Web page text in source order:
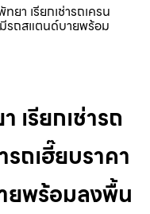
ยา เรียกเช่ารถเครน
รถสแตนด์บายพร้อม
เรียกเช่ารถ
ถเฮี๊ยบราคา
ยพร้อมลงพื้น